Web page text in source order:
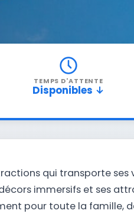
TEMPS D'ATTENTE
Disponibles ↓
qui transporte ses
immersifs et ses
pour toute la famille,